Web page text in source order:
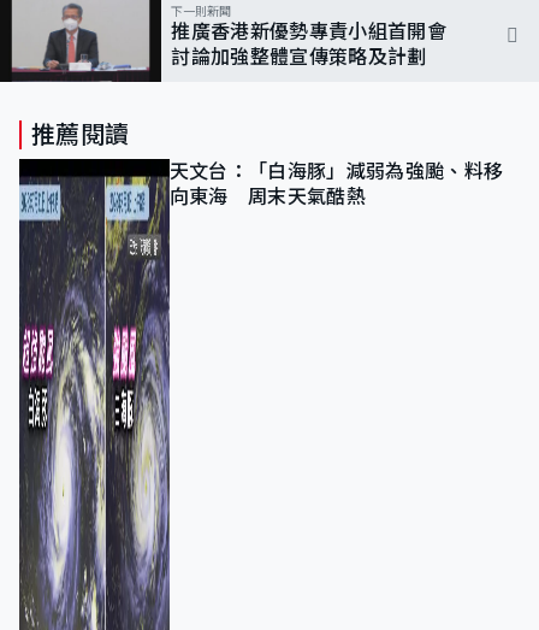
下一則新聞
推廣香港新優勢專責小組首開會
討論加強整體宣傳策略及計劃
推薦閱讀
天文台：「白海豚」減弱為強颱、料移
向東海 周末天氣酷熱